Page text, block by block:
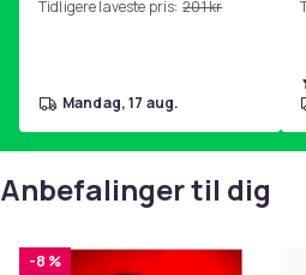
hjemmegymnastikk Pink
Tidligere laveste pris: 201 kr
mandag, 17 aug.
Anbefalinger til dig
-8 %